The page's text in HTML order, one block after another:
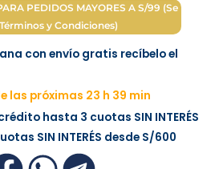
PEDIDOS MAYORES A S/99 (Se
y Condiciones)
con envío gratis recíbelo el
las próximas 23 h 39 min
hasta 3 cuotas SIN INTERÉS
SIN INTERÉS desde S/600